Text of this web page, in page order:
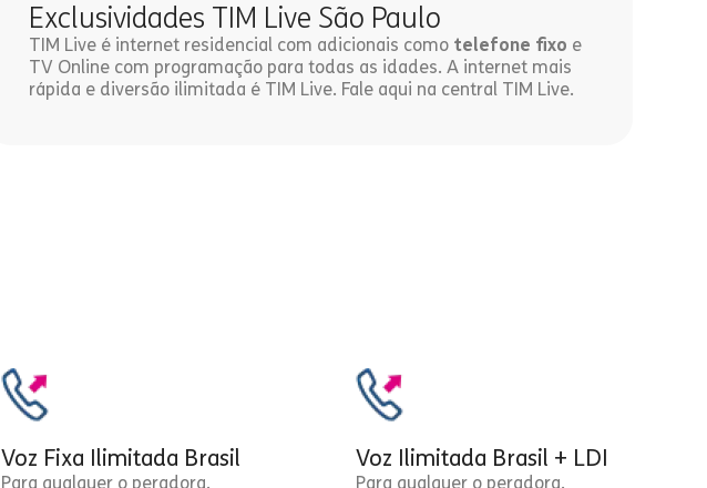
Exclusividades TIM Live São Paulo
TIM Live é internet residencial com adicionais como telefone fixo e
TV Online com programação para todas as idades. A internet mais
rápida e diversão ilimitada é TIM Live. Fale aqui na central TIM Live.
Voz Fixa Ilimitada Brasil
Para qualquer o peradora.
Voz Ilimitada Brasil + LDI
Para qualquer o peradora.